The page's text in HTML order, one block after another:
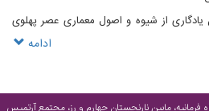
یادگاری از شیوه و اصول معماری عصر پهلوی
ادامه